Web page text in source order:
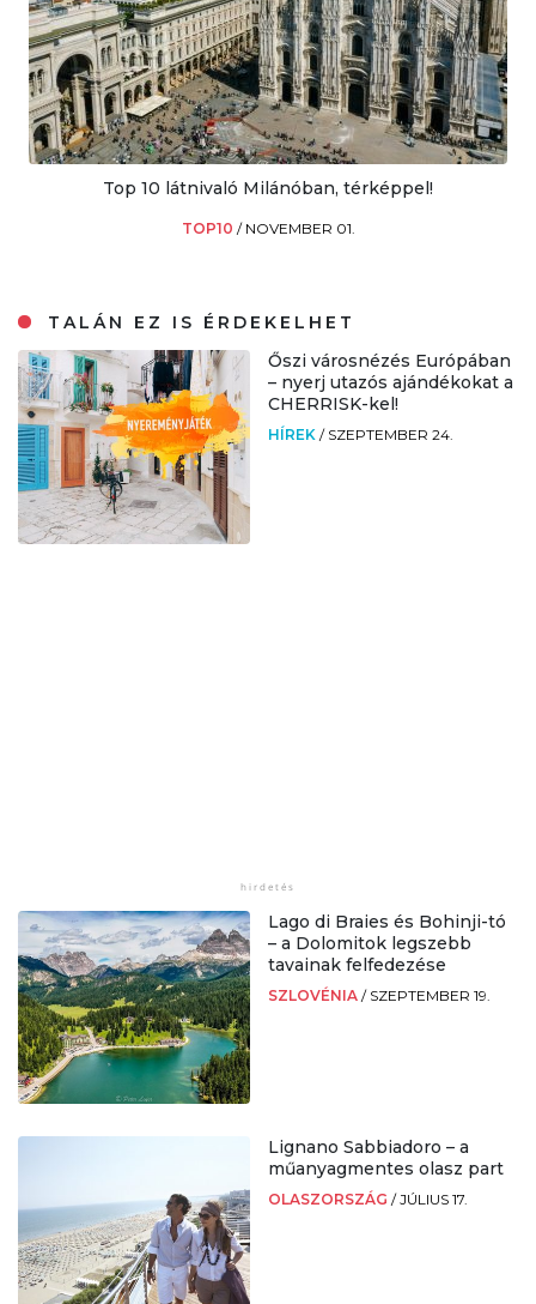
Top 10 látnivaló Milánóban, térképpel!
TOP10 / NOVEMBER 01.
TALÁN EZ IS ÉRDEKELHET
Őszi városnézés Európában
– nyerj utazós ajándékokat a
CHERRISK-kel!
HÍREK / SZEPTEMBER 24.
Lago di Braies és Bohinji-tó
– a Dolomitok legszebb
tavainak felfedezése
SZLOVÉNIA / SZEPTEMBER 19.
Lignano Sabbiadoro – a
műanyagmentes olasz part
OLASZORSZÁG /JÚLIUS 17.